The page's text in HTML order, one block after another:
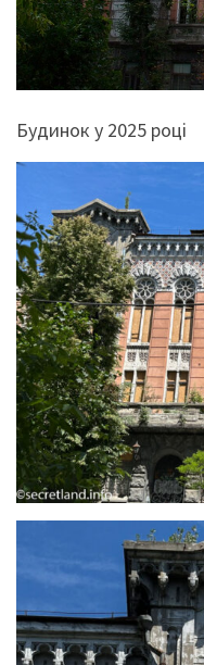
Будинок у 2025 році